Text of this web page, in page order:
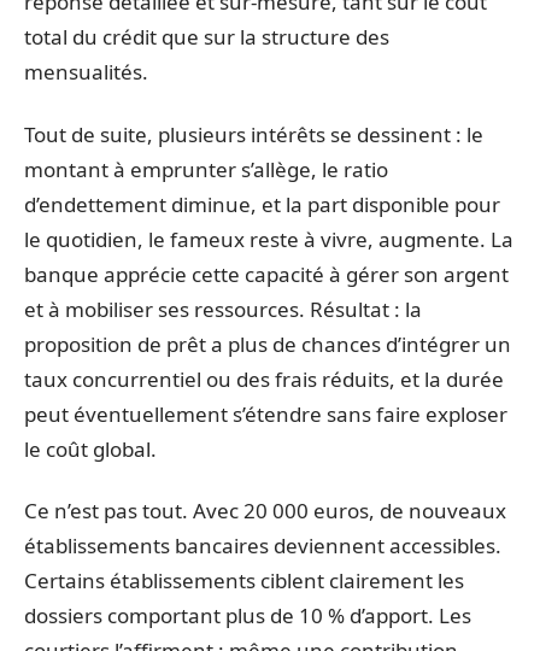
total du crédit que sur la structure des
mensualités.
Tout de suite, plusieurs intérêts se dessinent : le
montant à emprunter s’allège, le ratio
d’endettement diminue, et la part disponible pour
le quotidien, le fameux reste à vivre, augmente. La
banque apprécie cette capacité à gérer son argent
et à mobiliser ses ressources. Résultat : la
proposition de prêt a plus de chances d’intégrer un
taux concurrentiel ou des frais réduits, et la durée
peut éventuellement s’étendre sans faire exploser
le coût global.
Ce n’est pas tout. Avec 20 000 euros, de nouveaux
établissements bancaires deviennent accessibles.
Certains établissements ciblent clairement les
dossiers comportant plus de 10 % d’apport. Les